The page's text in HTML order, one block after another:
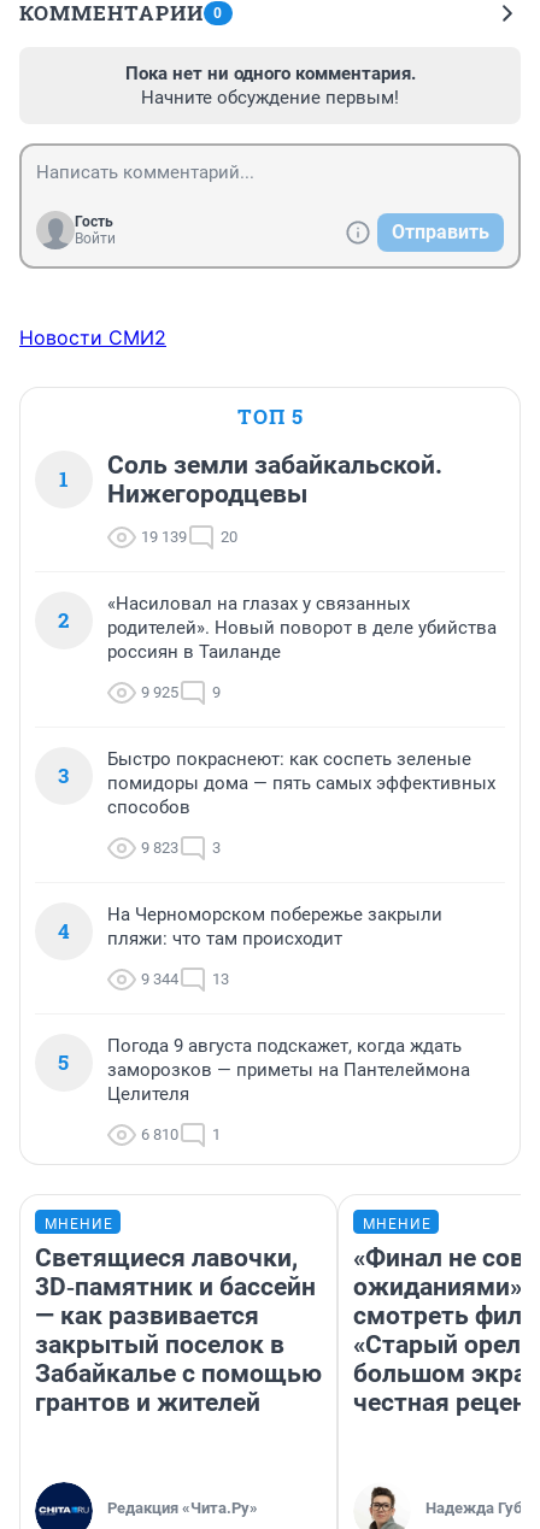
КОММЕНТАРИИ 0
Пока нет ни одного комментария.
Начните обсуждение первым!
Гость
Войти
Отправить
Новости СМИ2
ТОП 5
1
Соль земли забайкальской.
Нижегородцевы
19 139 20
2
«Насиловал на глазах у связанных
родителей». Новый поворот в деле убийства
россиян в Таиланде
9 925 9
3
Быстро покраснеют: как соспеть зеленые
помидоры дома — пять самых эффективных
способов
9 823 3
4
На Черноморском побережье закрыли
пляжи: что там происходит
9 344 13
5
Погода 9 августа подскажет, когда ждать
заморозков — приметы на Пантелеймона
Целителя
6 810 1
МНЕНИЕ
Светящиеся лавочки,
3D‑памятник и бассейн
— как развивается
закрытый поселок в
Забайкалье с помощью
грантов и жителей
Редакция «Чита.Ру»
МНЕНИЕ
«Финал не
ожиданиями»:
смотреть
«Старый орел»
большом
честная
Надежда